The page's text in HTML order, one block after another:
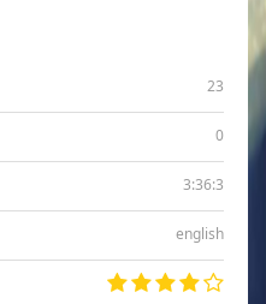
23
0
3:36:3
english